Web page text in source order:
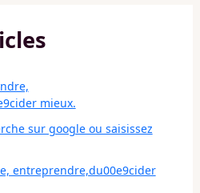
mieux.
sur google ou saisissez
entreprendre,du00e9cider